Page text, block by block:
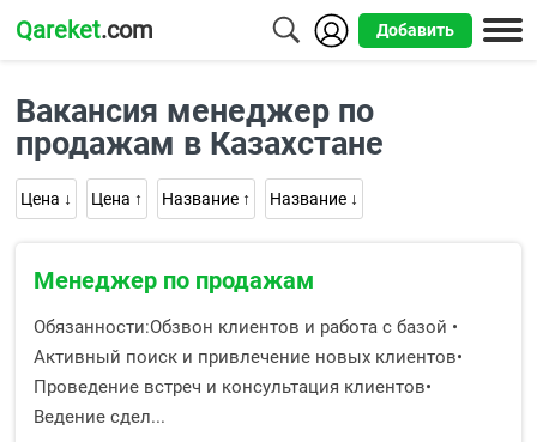
Qareket.com Добавить
Алматы
Астана
Усть-
Каменогорск
Вакансия менеджер по
продажам в Казахстане
Цена ↓ Цена ↑ Название ↑ Название ↓
Менеджер по продажам
Обязанности:Обзвон клиентов и работа с базой •
Активный поиск и привлечение новых клиентов•
Проведение встреч и консультация клиентов•
Ведение сдел...